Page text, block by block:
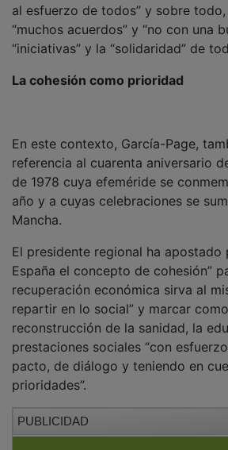
al esfuerzo de todos” y sobre
“muchos acuerdos” y “no con una
“iniciativas” y la “solidaridad” de
La cohesión como prioridad
En este contexto, García-Page,
referencia al cuarenta aniversario
de 1978 cuya efeméride se
año y a cuyas celebraciones se
Mancha.
El presidente regional ha apostado
España el concepto de cohesión”
recuperación económica sirva al
repartir en lo social” y marcar
reconstrucción de la sanidad, la
prestaciones sociales “con
pacto, de diálogo y teniendo en
prioridades”.
PUBLICIDAD